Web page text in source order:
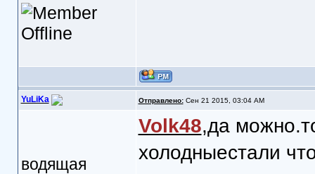
YuLiKa Отправлено:Сен 21 2015, 03:04 AM
водящая
Volk48,да
холодныестали